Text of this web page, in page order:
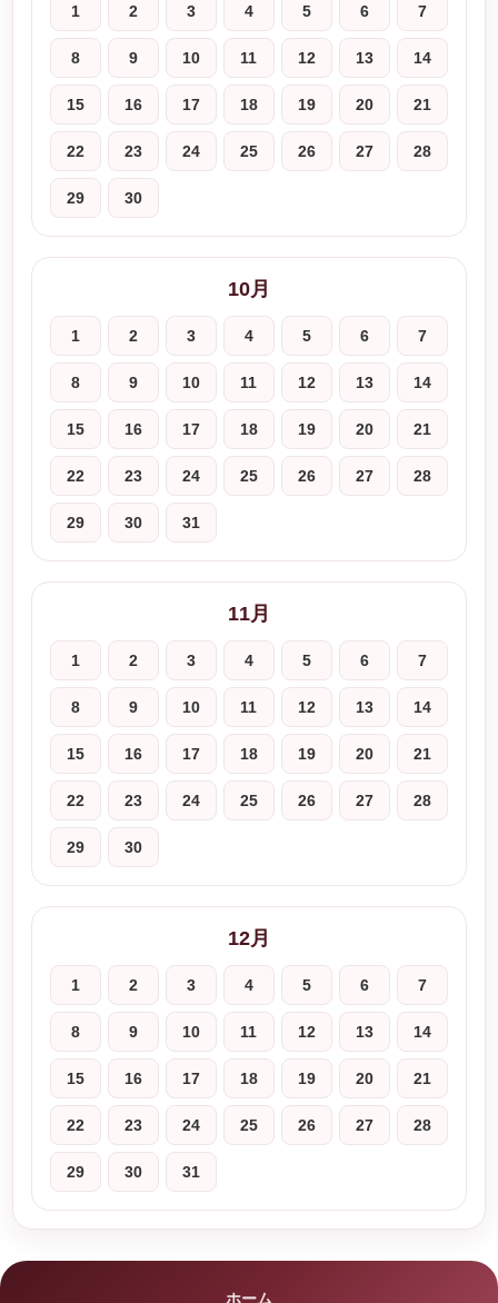
1 2 3 4 5 6 7
8 9 10 11 12 13 14
15 16 17 18 19 20 21
22 23 24 25 26 27 28
29 30
10月
1 2 3 4 5 6 7
8 9 10 11 12 13 14
15 16 17 18 19 20 21
22 23 24 25 26 27 28
29 30 31
11月
1 2 3 4 5 6 7
8 9 10 11 12 13 14
15 16 17 18 19 20 21
22 23 24 25 26 27 28
29 30
12月
1 2 3 4 5 6 7
8 9 10 11 12 13 14
15 16 17 18 19 20 21
22 23 24 25 26 27 28
29 30 31
ホーム